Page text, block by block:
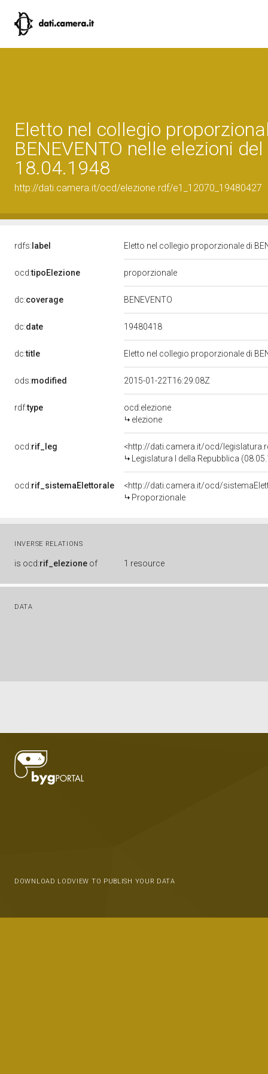
Eletto nel collegio
BENEVENTO nelle elezioni del
18.04.1948
http://dati.camera.it/ocd/elezione.rdf/e1_12070_19480427
rdfs: label Eletto nel collegio proporzionale di
ocd:tipoElezione proporzionale
dc:coverage BENEVENTO
dc:date 19480418
dc:title Eletto nel collegio proporzionale di
ods:modified 2015-01-22T16:29:08Z
rdf:type
ocd:elezione
elezione
ocd:rif_leg
<http://dati.camera.it/ocd/
Legislatura I della Repubblica
ocd:rif_sistemaElettorale
<http://dati.camera.it/ocd/
Proporzionale
INVERSE RELATIONS
is ocd:rif_elezione of 1 resource
DATA
DOWNLOAD LODVIEW TO PUBLISH YOUR DATA